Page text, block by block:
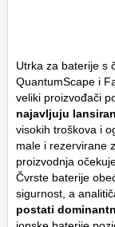
Utrka za baterije s
QuantumScape i
veliki proizvođači
najavljuju
visokih troškova i
male i rezervirane
proizvodnja
Čvrste baterije
sigurnost, a
postati